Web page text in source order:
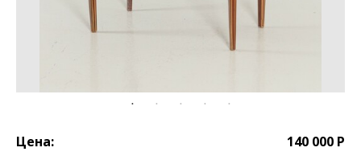
Цена:
140 000 Р